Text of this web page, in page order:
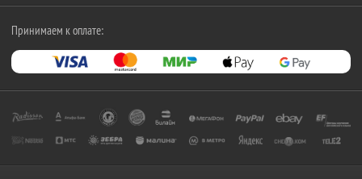
Принимаем к оплате: